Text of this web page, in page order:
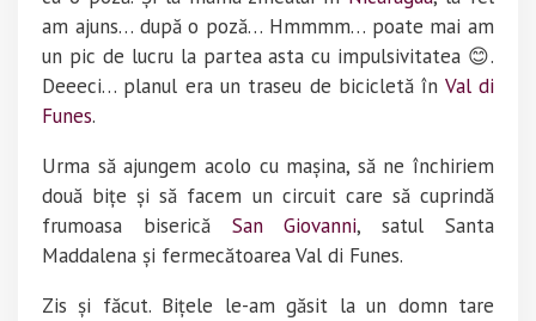
am ajuns… după o poză… Hmmmm… poate mai am
un pic de lucru la partea asta cu impulsivitatea 😊.
Deeeci… planul era un traseu de bicicletă în Val di
Funes.
Urma să ajungem acolo cu mașina, să ne închiriem
două bițe și să facem un circuit care să cuprindă
frumoasa biserică San Giovanni, satul Santa
Maddalena și fermecătoarea Val di Funes.
Zis și făcut. Bițele le-am găsit la un domn tare